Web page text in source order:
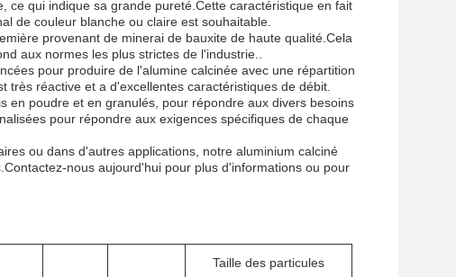
ce qui indique sa grande pureté.Cette caractéristique en fait
de couleur blanche ou claire est souhaitable.
provenant de minerai de bauxite de haute qualité.Cela
aux normes les plus strictes de l'industrie..
pour produire de l'alumine calcinée avec une répartition
réactive et a d'excellentes caractéristiques de débit.
en poudre et en granulés, pour répondre aux divers besoins
pour répondre aux exigences spécifiques de chaque
ou dans d'autres applications, notre aluminium calciné
nous aujourd'hui pour plus d'informations ou pour
Taille des particules